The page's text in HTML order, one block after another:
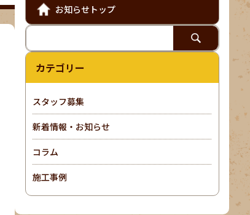
お知らせトップ
カテゴリー
スタッフ募集
新着情報・お知らせ
コラム
施工事例